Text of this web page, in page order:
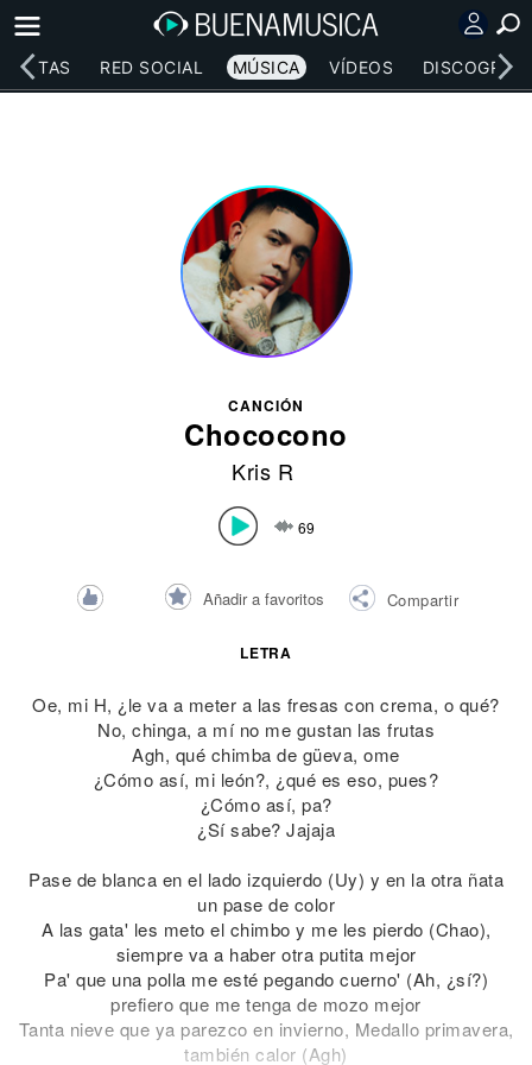
RED SOCIAL MÚSICA VÍDEOS
CANCIÓN
Chococono
Kris R
69
Añadir a favoritos Compartir
LETRA
Oe, mi H, ¿le va a meter a las fresas con crema, o qué?
No, chinga, a mí no me gustan las frutas
Agh, qué chimba de güeva, ome
¿Cómo así, mi león?, ¿qué es eso, pues?
¿Cómo así, pa?
¿Sí sabe? Jajaja
Pase de blanca en el lado izquierdo (Uy) y en la otra ñata
un pase de color
A las gata' les meto el chimbo y me les pierdo (Chao),
siempre va a haber otra putita mejor
Pa' que una polla me esté pegando cuerno' (Ah, ¿sí?)
prefiero que me tеnga de mozo mejor
Tanta nievе que ya parezco en invierno, Medallo primavera,
también calor (Agh)